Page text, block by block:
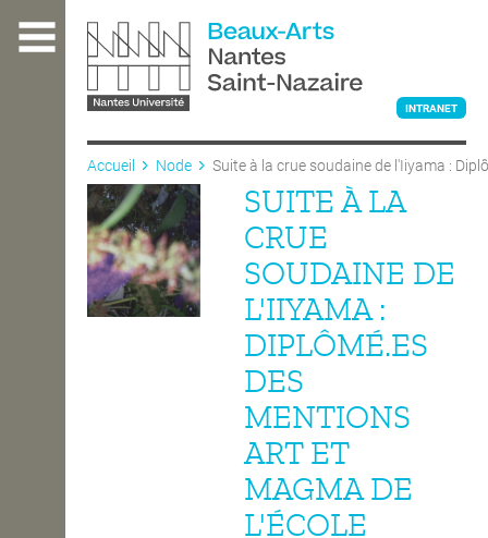
contenu
L'ÉCOLE
ENSEIGNEMENT
INTRANET
Accueil Node Suite à la crue soudaine de l'Iiyama :
SUITE À LA
CRUE
SOUDAINE DE
L'IIYAMA :
DIPLÔMÉ.ES
DES
MENTIONS
ART ET
MAGMA DE
L'ÉCOLE